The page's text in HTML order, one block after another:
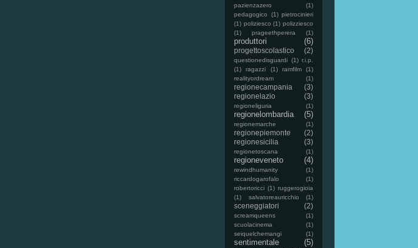
pazienzazero
(1)
pedagogico
(1) pietrocinieri
(1) poliziesco (1) polizziesco
(1)
prageethperera (1)
produttori (6)
progettoscolastico (2)
questionedisguardi (1) r.i.p.
(1)
ragazzi (1) ramfilm
(1)
realityordream
(1)
regionecampania
(3)
regionelazio
(3)
regioneliguria (1)
regionelombardia (5)
regionemarche (1)
regionepiemonte
(2)
regionesicilia
(3)
regionetoscana (1)
regioneveneto (4)
rewindhumanity
(1)
riccardogarofalo
(1)
robertoricci (1) ruggerogioia
(1)
salvatoreauricchio (1)
sceneggiatori (2)
screamqueens
(1)
scuolacinema
(1)
seiquelchemangi
(1)
sentimentale (5)